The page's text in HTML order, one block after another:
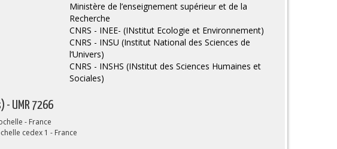
Ministère de l’enseignement supérieur et de la
Recherche
CNRS - INEE- (INstitut Ecologie et Environnement)
CNRS - INSU (Institut National des Sciences de
l’Univers)
CNRS - INSHS (INstitut des Sciences Humaines et
Sociales)
- UMR 7266
- France
cedex 1 - France